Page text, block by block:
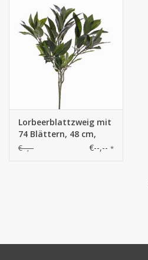
Deko divers
Kunstkränze
Lorbeerblattzweig mit
74 Blättern, 48 cm,
schwer entflammbar
€--,-- €--,-- *